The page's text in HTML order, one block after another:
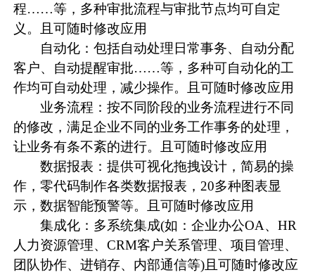
程……等，多种审批流程与审批节点均可自定
义。且可随时修改应用
自动化：包括自动处理日常事务、自动分配
客户、自动提醒审批……等，多种可自动化的工
作均可自动处理，减少操作。且可随时修改应用
业务流程：按不同阶段的业务流程进行不同
的修改，满足企业不同的业务工作事务的处理，
让业务有条不紊的进行。且可随时修改应用
数据报表：提供可视化拖拽设计，简易的操
作，零代码制作各类数据报表，20多种图表显
示，数据智能预警等。且可随时修改应用
集成化：多系统集成(如：企业办公OA、HR
人力资源管理、CRM客户关系管理、项目管理、
团队协作、进销存、内部通信等)且可随时修改应